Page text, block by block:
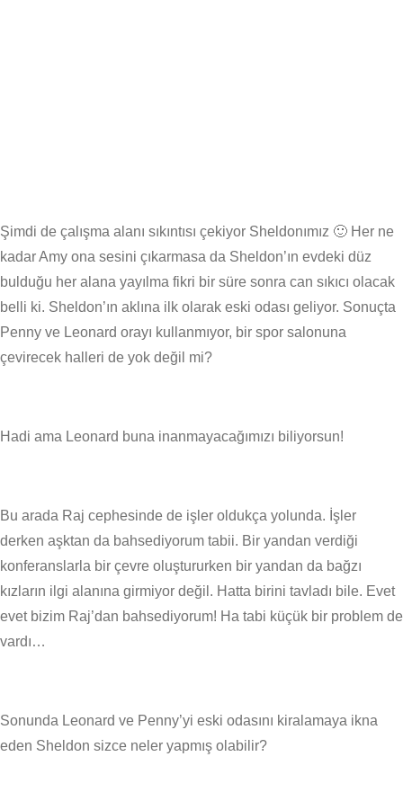
Şimdi de çalışma alanı sıkıntısı çekiyor Sheldonımız 🙂 Her ne
kadar Amy ona sesini çıkarmasa da Sheldon’ın evdeki düz
bulduğu her alana yayılma fikri bir süre sonra can sıkıcı olacak
belli ki. Sheldon’ın aklına ilk olarak eski odası geliyor. Sonuçta
Penny ve Leonard orayı kullanmıyor, bir spor salonuna
çevirecek halleri de yok değil mi?
Hadi ama Leonard buna inanmayacağımızı biliyorsun!
Bu arada Raj cephesinde de işler oldukça yolunda. İşler
derken aşktan da bahsediyorum tabii. Bir yandan verdiği
konferanslarla bir çevre oluştururken bir yandan da bağzı
kızların ilgi alanına girmiyor değil. Hatta birini tavladı bile. Evet
evet bizim Raj’dan bahsediyorum! Ha tabi küçük bir problem de
vardı…
Sonunda Leonard ve Penny’yi eski odasını kiralamaya ikna
eden Sheldon sizce neler yapmış olabilir?